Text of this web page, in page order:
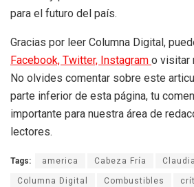
para el futuro del país.
Gracias por leer Columna Digital,
Facebook, Twitter, Instagram o visitar
No olvides comentar sobre este
parte inferior de esta página, tu
importante para nuestra área de
lectores.
Tags: america Cabeza Fría
Columna Digital Combustibles